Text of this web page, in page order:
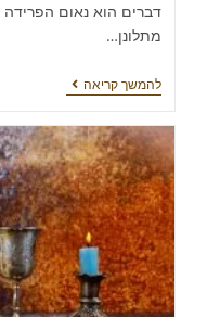
דברים הוא נאום
מתלונן…
להמשך קריאה